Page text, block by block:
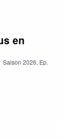
en
Saison 2026, Ep.